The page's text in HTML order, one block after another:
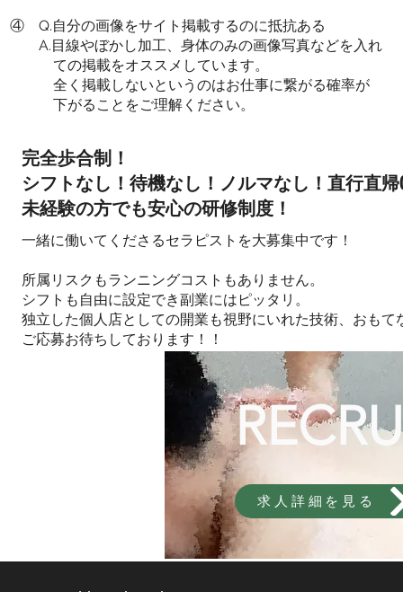
④ Q.自分の画像をサイト掲載するのに抵抗ある
​ A.目線やぼかし加工、身体のみの画像写真などを入れ
ての掲載をオススメしています。
全く 掲載しないというのはお仕事に繋がる確率が
下がることをご理解ください。
求人詳細を見る
一緒に働いてくださるセラピストを大募集中です！
所属リスクもランニングコストもありません。
シフトも自由に設定でき副業にはピッタリ。
独立した個人店としての開業も視野にいれた技術、おもて
​ご応募お待ちしております！！
完全歩合制！
シフトなし！待機なし！ノルマなし！直行直帰
未経験の方でも安心の研修制度！